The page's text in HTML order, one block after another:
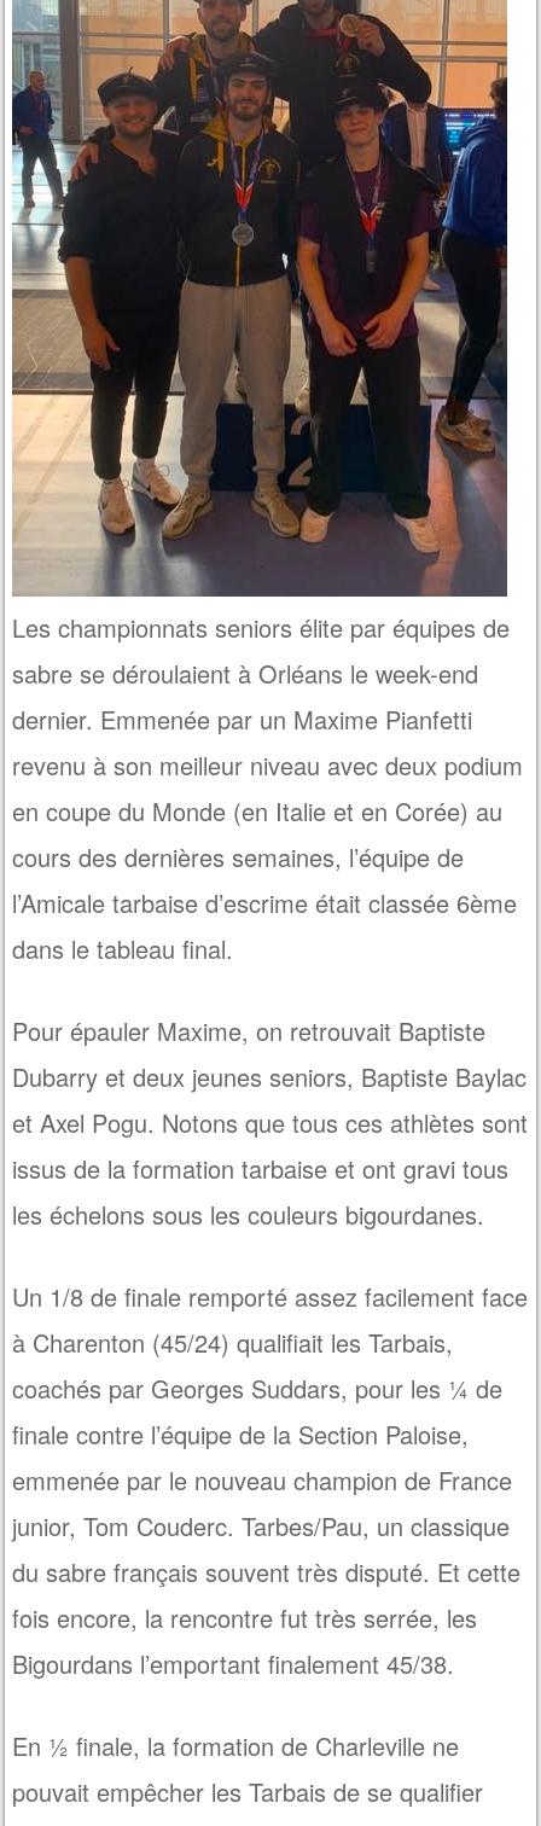
Les championnats seniors élite par équipes de
sabre se déroulaient à Orléans le week-end
dernier. Emmenée par un Maxime Pianfetti
revenu à son meilleur niveau avec deux podium
en coupe du Monde (en Italie et en Corée) au
cours des dernières semaines, l’équipe de
l’Amicale tarbaise d’escrime était classée 6ème
dans le tableau final.
Pour épauler Maxime, on retrouvait Baptiste
Dubarry et deux jeunes seniors, Baptiste Baylac
et Axel Pogu. Notons que tous ces athlètes sont
issus de la formation tarbaise et ont gravi tous
les échelons sous les couleurs bigourdanes.
Un 1/8 de finale remporté assez facilement face
à Charenton (45/24) qualifiait les Tarbais,
coachés par Georges Suddars, pour les ¼ de
finale contre l’équipe de la Section Paloise,
emmenée par le nouveau champion de France
junior, Tom Couderc. Tarbes/Pau, un classique
du sabre français souvent très disputé. Et cette
fois encore, la rencontre fut très serrée, les
Bigourdans l’emportant finalement 45/38.
En ½ finale, la formation de Charleville ne
pouvait empêcher les Tarbais de se qualifier